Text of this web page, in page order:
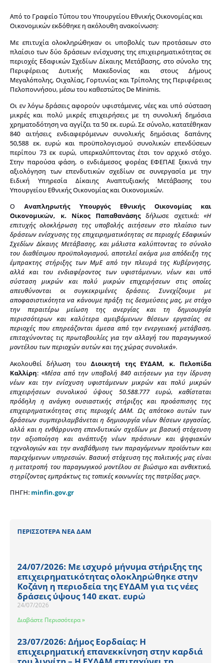
Από το Γραφείο Τύπου του Υπουργείου Εθνικής Οικονομίας και
Οικονομικών εκδόθηκε η ακόλουθη ανακοίνωση:
Με επιτυχία ολοκληρώθηκαν οι υποβολές των προτάσεων στο
πλαίσιο των δύο δράσεων ενίσχυσης της επιχειρηματικότητας σε
περιοχές Εδαφικών Σχεδίων Δίκαιης Μετάβασης, στο σύνολο της
Περιφέρειας Δυτικής Μακεδονίας και στους Δήμους
Μεγαλόπολης, Οιχαλίας, Γορτυνίας και Τρίπολης της Περιφέρειας
Πελοποννήσου, μέσω του καθεστώτος De Minimis.
Οι εν λόγω δράσεις αφορούν υφιστάμενες, νέες και υπό σύσταση
μικρές και πολύ μικρές επιχειρήσεις με τη συνολική δημόσια
χρηματοδότηση να αγγίζει τα 50 εκ. ευρώ. Σε σύνολο, κατατέθηκαν
840 αιτήσεις ενδιαφερόμενων συνολικής δημόσιας δαπάνης
50,588 εκ. ευρώ και προϋπολογισμού συνολικών επενδύσεων
περίπου 73 εκ ευρώ, υπερκαλύπτοντας έτσι τον αρχικό στόχο.
Στην παρούσα φάση, ο ενδιάμεσος φορέας ΕΦΕΠΑΕ ξεκινά την
αξιολόγηση των επενδυτικών σχεδίων σε συνεργασία με την
Ειδική Υπηρεσία Δίκαιης Αναπτυξιακής Μετάβασης του
Υπουργείου Εθνικής Οικονομίας και Οικονομικών.
Ο Αναπληρωτής Υπουργός Εθνικής Οικονομίας και
Οικονομικών, κ. Νίκος Παπαθανάσηςδήλωσε σχετικά: «Η
επιτυχής ολοκλήρωση της υποβολής αιτήσεων στο πλαίσιο των
δράσεων ενίσχυσης της επιχειρηματικότητας σε περιοχές Εδαφικών
Σχεδίων Δίκαιης Μετάβασης, και μάλιστα καλύπτοντας το σύνολο
του διαθέσιμου προϋπολογισμού, αποτελεί ακόμα μια απόδειξη της
έμπρακτης στήριξης των ΜμΕ από την πλευρά της Κυβέρνησης,
αλλά και του ενδιαφέροντος των υφιστάμενων, νέων και υπό
σύσταση μικρών και πολύ μικρών επιχειρήσεων στις οποίες
απευθύνονται οι συγκεκριμένες δράσεις. Συνεχίζουμε με
αποφασιστικότητα να κάνουμε πράξη τις δεσμεύσεις μας, με στόχο
την περαιτέρω μείωση της ανεργίας και τη δημιουργία
περισσότερων και καλύτερα αμειβόμενων θέσεων εργασίας σε
περιοχές που επηρεάζονται άμεσα από την ενεργειακή μετάβαση,
επιταχύνοντας τις πρωτοβουλίες για την αλλαγή του παραγωγικού
μοντέλου των περιοχών αυτών και της χώρας συνολικά».
Ακολουθεί δήλωση του Διοικητή της ΕΥΔΑΜ, κ.
Πελοπίδα
Καλλίρη: «Μέσα από την υποβολή 840 αιτήσεων για την ίδρυση
νέων και την ενίσχυση υφιστάμενων μικρών και πολύ μικρών
επιχειρήσεων συνολικού ύψους 50.588.777 ευρώ, καθίσταται
πρόδηλη η ανάγκη ουσιαστικής στήριξης και προάσπισης της
επιχειρηματικότητας στις περιοχές ΔΑΜ. Ως απότοκο αυτών των
δράσεων συμπεριλαμβάνεται η δημιουργία νέων θέσεων εργασίας,
αλλά και η ενθάρρυνση επενδυτικών σχεδίων με βασική στόχευση
την αξιοποίηση και ανάπτυξη νέων πράσινων και ψηφιακών
τεχνολογιών και την αναβάθμιση των παραγόμενων προϊόντων και
παρεχόμενων υπηρεσιών. Βασική στόχευση της πολιτικής μας είναι
η μετατροπή του παραγωγικού μοντέλου σε βιώσιμο και ανθεκτικό,
στηρίζοντας εμπράκτως τις τοπικές κοινωνίες της πατρίδας μας».
ΠΗΓΗ: minfin.gov.gr
ΠΕΡΙΣΣΟΤΕΡΑ ΝΕΑ ΔΑΜ
24/07/2026: Με ισχυρό μήνυμα στήριξης της
επιχειρηματικότητας ολοκληρώθηκε στην
Κοζάνη η περιοδεία της ΕΥΔΑΜ για τις νέες
δράσεις ύψους 140 εκατ. ευρώ
24/07/2026
Διαβάστε Περισσότερα »
23/07/2026: Δήμος Εορδαίας: Η
επιχειρηματική επανεκκίνηση στην καρδιά